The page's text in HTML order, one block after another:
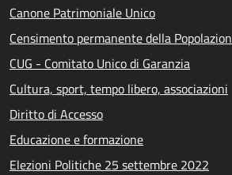
Canone Patrimoniale Unico
Censimento permanente della
CUG - Comitato Unico di Garanzia
Cultura, sport, tempo libero, associazioni
Diritto di Accesso
Educazione e formazione
Elezioni Politiche 25 settembre 2022